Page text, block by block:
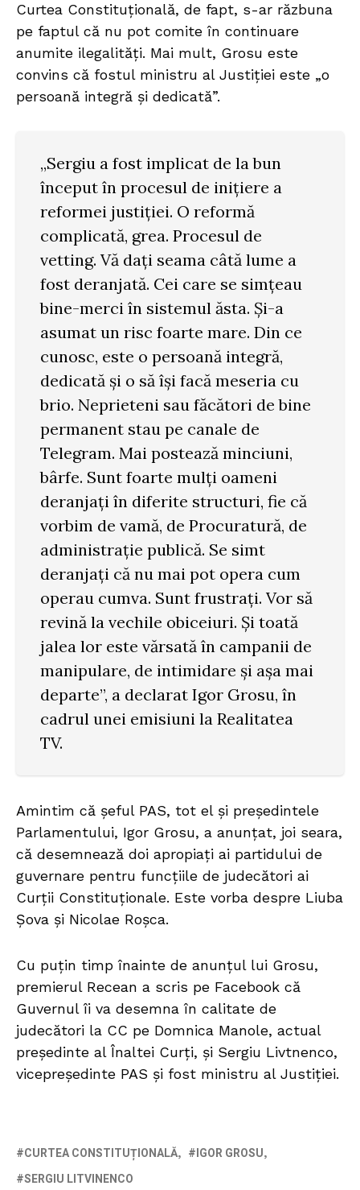
Curtea Constituțională, de fapt, s-ar răzbuna
pe faptul că nu pot comite în continuare
anumite ilegalități. Mai mult, Grosu este
convins că fostul ministru al Justiției este „o
persoană integră și dedicată”.
„Sergiu a fost implicat de la bun
început în procesul de inițiere a
reformei justiției. O reformă
complicată, grea. Procesul de
vetting. Vă dați seama câtă lume a
fost deranjată. Cei care se simțeau
bine-merci în sistemul ăsta. Și-a
asumat un risc foarte mare. Din ce
cunosc, este o persoană integră,
dedicată și o să își facă meseria cu
brio. Neprieteni sau făcători de bine
permanent stau pe canale de
Telegram. Mai postează minciuni,
bârfe. Sunt foarte mulți oameni
deranjați în diferite structuri, fie că
vorbim de vamă, de Procuratură, de
administrație publică. Se simt
deranjați că nu mai pot opera cum
operau cumva. Sunt frustrați. Vor să
revină la vechile obiceiuri. Și toată
jalea lor este vărsată în campanii de
manipulare, de intimidare și așa mai
departe”, a declarat Igor Grosu, în
cadrul unei emisiuni la Realitatea
TV.
Amintim că șeful PAS, tot el și președintele
Parlamentului, Igor Grosu, a anunțat, joi seara,
că desemnează doi apropiați ai partidului de
guvernare pentru funcțiile de judecători ai
Curții Constituționale. Este vorba despre Liuba
Șova și Nicolae Roșca.
Cu puțin timp înainte de anunțul lui Grosu,
premierul Recean a scris pe Facebook că
Guvernul îi va desemna în calitate de
judecători la CC pe Domnica Manole, actual
președinte al Înaltei Curți, și Sergiu Livtnenco,
vicepreședinte PAS și fost ministru al Justiției.
CURTEA CONSTITUȚIONALĂ
IGOR GROSU
SERGIU LITVINENCO